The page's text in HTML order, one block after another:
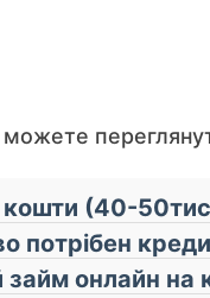
кошти (40-
потрібен
займ онлайн